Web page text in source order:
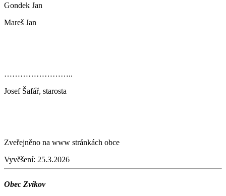
Gondek Jan
Mareš Jan
……………………..
Josef Šafář, starosta
Zveřejněno na www stránkách obce
Vyvěšení: 25.3.2026
Obec Zvíkov